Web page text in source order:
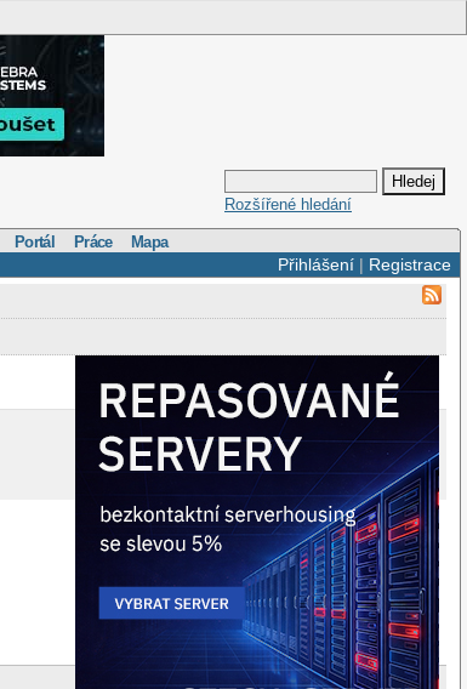
Rozšířené hledání
Portál Práce Mapa
Přihlášení| Registrace